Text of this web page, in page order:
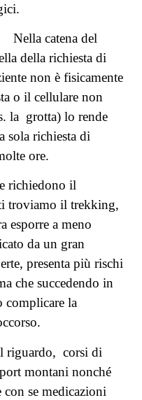
Nella catena del
della richiesta di
non è fisicamente
o il cellulare non
la grotta) lo rende
sola richiesta di
ore.
richiedono il
troviamo il trekking,
esporre a meno
da un gran
presenta più rischi
che succedendo in
complicare la
riguardo, corsi di
montani nonché
se medicazioni